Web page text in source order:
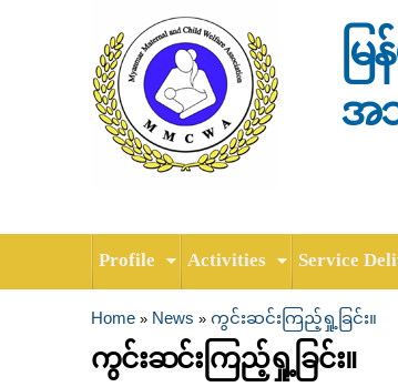
မ
အ
Profile Activities Service
You are here
Home » News » ကွင်းဆင်းကြည့်ရှု့ခြင်း။
ကွင်းဆင်းကြည့်ရှု့ခြင်း။